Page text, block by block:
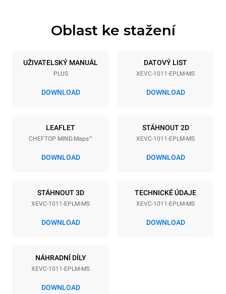
Specifikace plechů
10 GN 1/1
Vzdálenost mezi zásobníky
380-415V 3N~ / 220-240V
3~
18,5 kW
50 / 60 Hz NIET INBEGREPEN
36,6 kWh/den
Oblast ke stažení
UŽIVATELSKÝ MANUÁL
PLUS
DOWNLOAD
DATOVÝ LIST
XEVC-1011-EPLM-MS
DOWNLOAD
LEAFLET
CHEFTOP MIND.Maps™
DOWNLOAD
STÁHNOUT 2D
XEVC-1011-EPLM-MS
DOWNLOAD
STÁHNOUT 3D
XEVC-1011-EPLM-MS
DOWNLOAD
TECHNICKÉ ÚDAJE
XEVC-1011-EPLM-MS
DOWNLOAD
NÁHRADNÍ DÍLY
XEVC-1011-EPLM-MS
DOWNLOAD